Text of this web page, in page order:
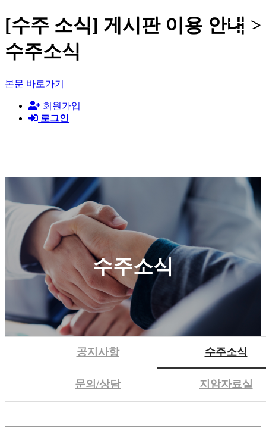
[수주 소식] 게시판 이용 안내 >
수주소식
본문 바로가기
회원가입
로그인
수주소식
공지사항 수주소식
문의/상담 지암자료실